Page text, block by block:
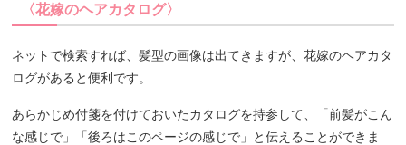
〈花嫁のヘアカタログ〉
ネットで検索すれば、髪型の画像は出てきますが、花嫁のヘアカタ
ログがあると便利です。
あらかじめ付箋を付けておいたカタログを持参して、「前髪がこん
な感じで」「後ろはこのページの感じで」と伝えることができま